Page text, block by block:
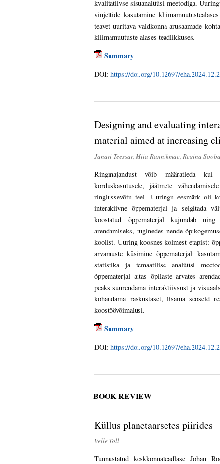
kvalitatiivse sisuanalüüsi meetodiga.
vinjettide kasutamine
teavet uuritava valdkonna arusaamade
kliimamuutuste-alases teadlikkuses.
Summary
DOI:https://doi.org/10.12697/
Designing and evaluating
material aimed at increasing
Janari Teessar, Miia Rannikmäe, Regina
Ringmajandust võib määratleda kui
korduskasutusele, jäätmete
ringlussevõtu teel. Uuringu eesmärk oli
interakiivne õppematerjal ja selgitada
koostatud õppematerjal kujundab
arendamiseks, tuginedes nende
koolist. Uuring koosnes kolmest etapist:
arvamuste küsimine õppematerjali
statistika ja temaatilise analüüsi
õppematerjal aitas õpilaste arvates
peaks suurendama interaktiivsust ja
kohandama raskustaset, lisama seoseid
koostöövõimalusi.
Summary
DOI:https://doi.org/10.12697/
BOOK REVIEW
Küllus planetaarsetes piirides
Velle Toll
Tunnustatud keskkonnateadlase Johan